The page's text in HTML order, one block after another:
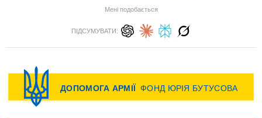
Мені подобається
ПІДСУМУВАТИ: